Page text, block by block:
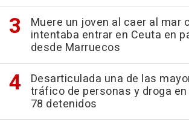
Muere un joven al caer al mar
intentaba entrar en Ceuta en
desde Marruecos
Desarticulada una de las
tráfico de personas y droga
78 detenidos